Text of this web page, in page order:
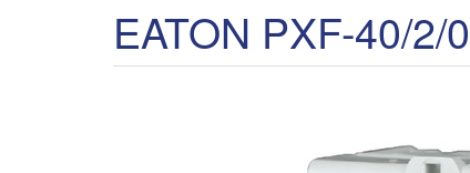
EATON PXF-40/